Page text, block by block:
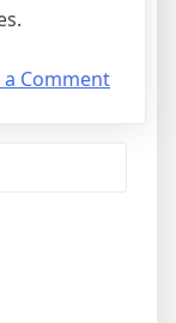
a Commenton